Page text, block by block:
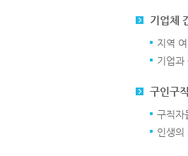
기업체
지역
기업과
구인구
구직자
인생의